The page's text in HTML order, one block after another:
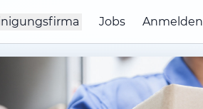
Jobs Anmelden